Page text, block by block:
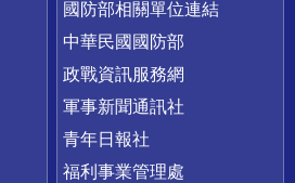
國防部相關單位連結
中華民國國防部
政戰資訊服務網
軍事新聞通訊社
青年日報社
福利事業管理處